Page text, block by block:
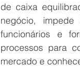
de caixa
negócio,
funcionários e
processos para
mercado e